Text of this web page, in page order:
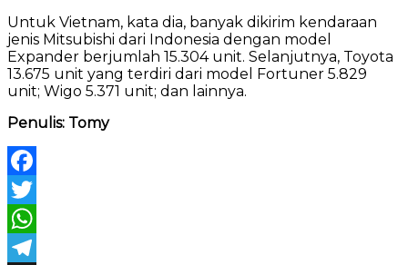
Untuk Vietnam, kata dia, banyak dikirim kendaraan
jenis Mitsubishi dari Indonesia dengan model
Expander berjumlah 15.304 unit. Selanjutnya, Toyota
13.675 unit yang terdiri dari model Fortuner 5.829
unit; Wigo 5.371 unit; dan lainnya.
Penulis: Tomy
Facebook
Twitter
WhatsApp